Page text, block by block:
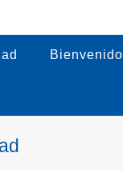
Bienvenido